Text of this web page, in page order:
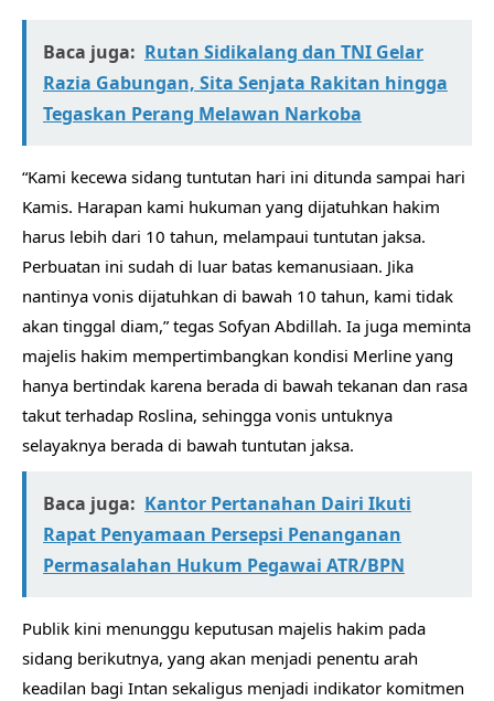
Baca juga: Rutan Sidikalang dan TNI Gelar
Razia Gabungan, Sita Senjata Rakitan hingga
Tegaskan Perang Melawan Narkoba
“Kami kecewa sidang tuntutan hari ini ditunda sampai hari
Kamis. Harapan kami hukuman yang dijatuhkan hakim
harus lebih dari 10 tahun, melampaui tuntutan jaksa.
Perbuatan ini sudah di luar batas kemanusiaan. Jika
nantinya vonis dijatuhkan di bawah 10 tahun, kami tidak
akan tinggal diam,” tegas Sofyan Abdillah. Ia juga meminta
majelis hakim mempertimbangkan kondisi Merline yang
hanya bertindak karena berada di bawah tekanan dan rasa
takut terhadap Roslina, sehingga vonis untuknya
selayaknya berada di bawah tuntutan jaksa.
Baca juga: Kantor Pertanahan Dairi Ikuti
Rapat Penyamaan Persepsi Penanganan
Permasalahan Hukum Pegawai ATR/BPN
Publik kini menunggu keputusan majelis hakim pada
sidang berikutnya, yang akan menjadi penentu arah
keadilan bagi Intan sekaligus menjadi indikator komitmen